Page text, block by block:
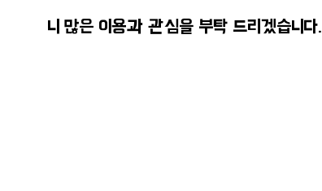
니 많은 이용과 관심을 부탁 드리겠습니다.